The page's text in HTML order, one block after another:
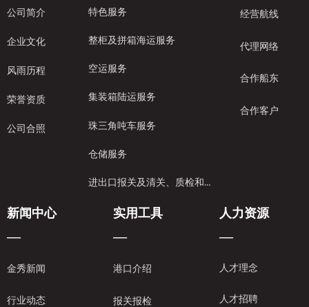
公司简介
企业文化
风雨历程
荣誉资质
公司合照
特色服务
整柜及拼箱海运服务
空运服务
集装箱陆运服务
珠三角吨车服务
仓储服务
进出口报关及清关、质检和保险服务
经营航线
代理网络
合作船东
合作客户
新闻中心
—
金秀新闻
行业动态
实用工具
—
港口介绍
报关报检
人力资源
—
人才理念
人才招聘